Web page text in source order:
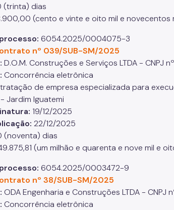
(trinta) dias
(cento e vinte e oito mil e novecentos
6054.2025/0004075-3
nº 039/SUB-SM/2025
D.O.M. Construções e Serviços LTDA - CNPJ
Concorrência eletrônica
de empresa especializada para
Jardim Iguatemi
19/12/2025
22/12/2025
(noventa) dias
(um milhão e quarenta e nove mil e
6054.2025/0003472-9
nº 38/SUB-SM/2025
ODA Engenharia e Construções LTDA - CNPJ
Concorrência eletrônica